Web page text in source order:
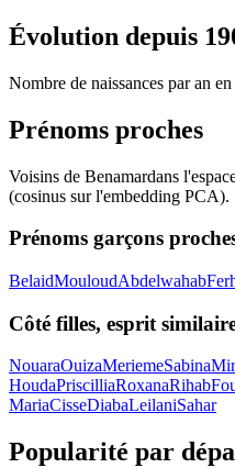
Évolution depuis
Nombre de naissances par an
Prénoms proches
Voisins de Benamardans
(cosinus sur l'embedding PCA).
Prénoms garçons
BelaidMouloudAbdelwahab
Côté filles, esprit
NouaraOuizaMeriemeSabina
HoudaPriscilliaRoxanaRihab
MariaCisseDiabaLeilaniSahar
Popularité par